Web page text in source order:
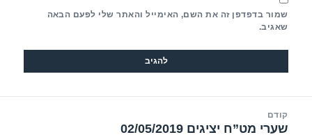
שמור בדפדפן זה את השם, האימייל והאתר שלי לפעם הבאה
שאגיב.
קודם
הפוסט
שערי מט”ח יציגים 02/05/2019